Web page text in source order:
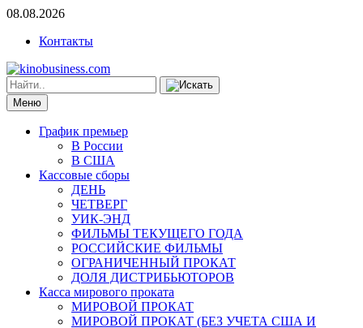
08.08.2026
Контакты
Меню
График премьер
В России
В США
Кассовые сборы
ДЕНЬ
ЧЕТВЕРГ
УИК-ЭНД
ФИЛЬМЫ ТЕКУЩЕГО ГОДА
РОССИЙСКИЕ ФИЛЬМЫ
ОГРАНИЧЕННЫЙ ПРОКАТ
ДОЛЯ ДИСТРИБЬЮТОРОВ
Касса мирового проката
МИРОВОЙ ПРОКАТ
МИРОВОЙ ПРОКАТ (БЕЗ УЧЕТА США И